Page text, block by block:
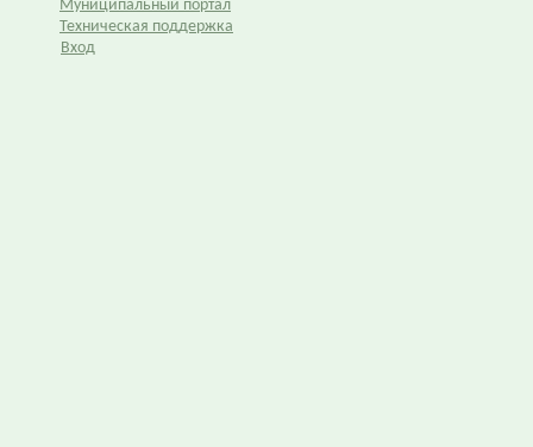
Муниципальный портал
Техническая поддержка
Вход